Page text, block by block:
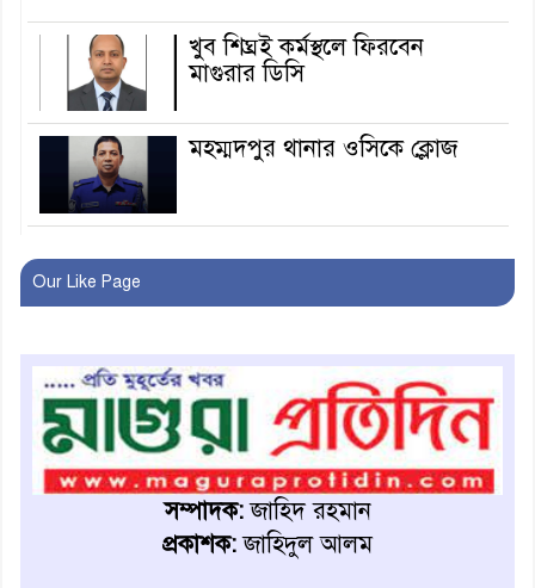
খুব শিঘ্রই কর্মস্থলে ফিরবেন
মাগুরার ডিসি
মহম্মদপুর থানার ওসিকে ক্লোজ
কোলে
শ্রীপুরে শ্লীলতাহানির অভিযোগে
বিক্ষোভ-সিসি ক্যামেরা ফুটেজ
যাচাইয়ের দাবি অভিযুক্ত শিক্ষকের
মাগুরার কথিত মাদক সম্রাট
আমিরুল গ্রেফতার
Our Like Page
সম্পাদক:জাহিদ রহমান
প্রকাশক:জাহিদুল আলম